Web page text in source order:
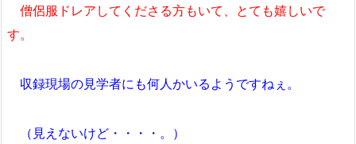
僧侶服ドレアしてくださる方もいて、とても嬉しいで
す。
収録現場の見学者にも何人かいるようですねぇ。
（見えないけど・・・・。）